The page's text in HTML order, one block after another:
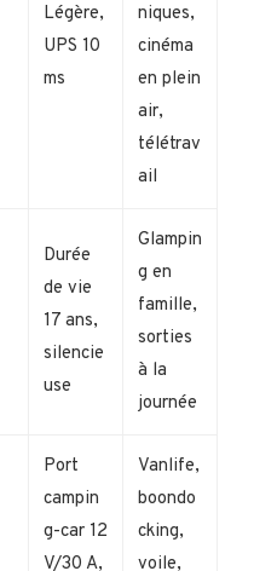
Légère,
UPS 10
ms
niques,
cinéma
en plein
air,
télétrav
ail
Durée
de vie
17 ans,
silencie
use
Glampin
g en
famille,
sorties
à la
journée
Port
campin
g-car 12
V/30 A,
Vanlife,
boondo
cking,
voile,